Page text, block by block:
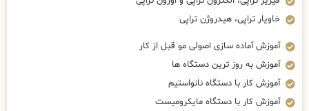
خاویار تراپی، هیدروژن تراپی
آموزش آماده سازی اصولی مو قبل از کار
آموزش به روز ترین دستگاه ها
آموزش کار با دستگاه نانواستیم
آموزش کار با دستگاه مایکرومیست